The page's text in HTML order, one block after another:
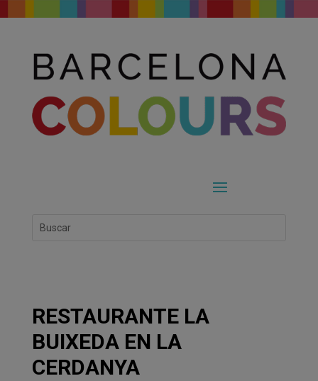
RESTAURANTE LA
BUIXEDA EN LA
CERDANYA